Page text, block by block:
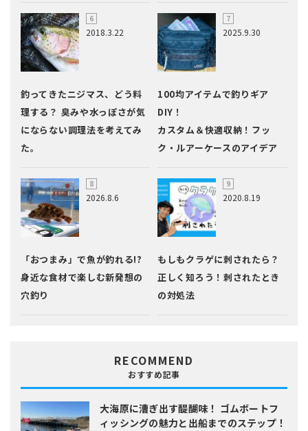
2018.3.22
釣ってきたニジマス、どう料
理する？ 臭みや水っぽさが気
にならない調理法を考えてみ
た。
2025.9.30
100均アイテムで釣りギア
DIY！
カスタム＆快適収納！フッ
ク・ルアーケースのアイデア
2026.8.6
「おつまみ」で魚が釣れる!?
身近な食材で楽しむ新発想の
穴釣り
2020.8.19
もしもクラゲに刺されたら？
正しく知ろう！刺されたとき
の対処法
RECOMMEND
おすすめ記事
大海原に漕ぎ出す醍醐味！ ゴムボートフ
ィッシングの魅力と出船までのステップ！